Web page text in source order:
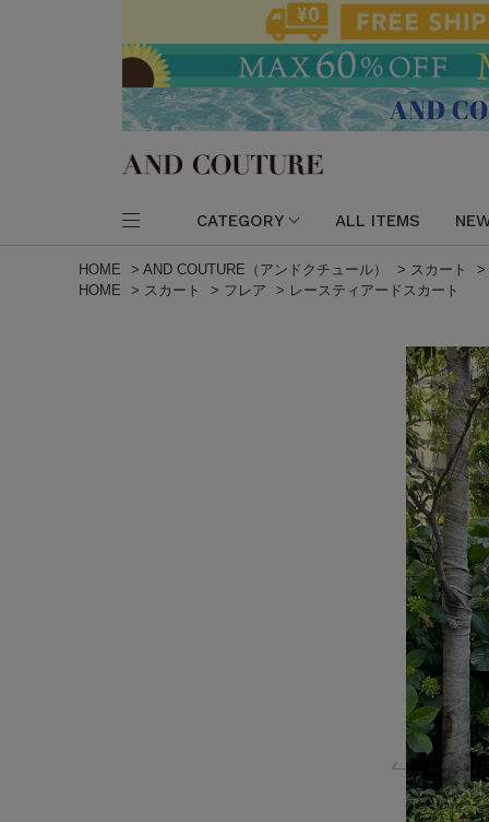
CATEGORY ALL ITEMS
HOME > AND COUTURE（アンドクチュール） > スカート
>
HOME
> スカート > フレア > レースティアードスカート